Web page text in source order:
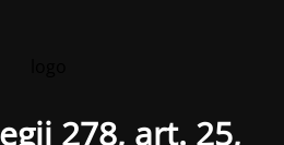
278, art. 25,